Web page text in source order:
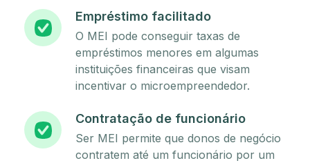
Empréstimo facilitado
O MEI pode conseguir taxas de
empréstimos menores em algumas
instituições financeiras que visam
incentivar o microempreendedor.
Contratação de funcionário
Ser MEI permite que donos de negócio
contratem até um funcionário por um